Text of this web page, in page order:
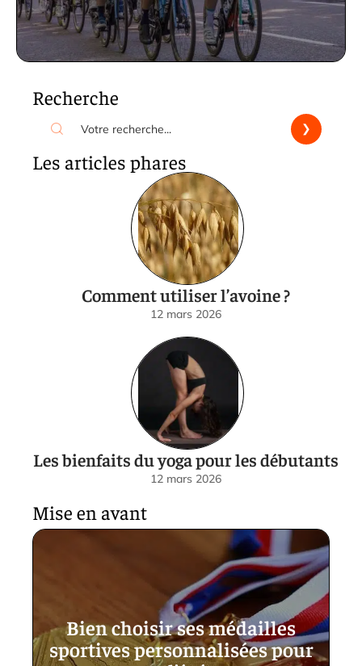
Recherche
Les articles phares
Comment utiliser l’avoine ?
12 mars 2026
Les bienfaits du yoga pour les débutants
12 mars 2026
Mise en avant
Bien choisir ses médailles
sportives personnalisées pour